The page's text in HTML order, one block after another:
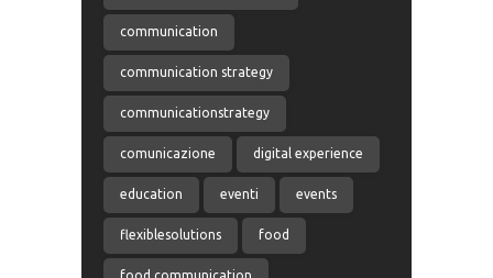
communication
communication strategy
communicationstrategy
comunicazione digital experience
education eventi events
flexiblesolutions food